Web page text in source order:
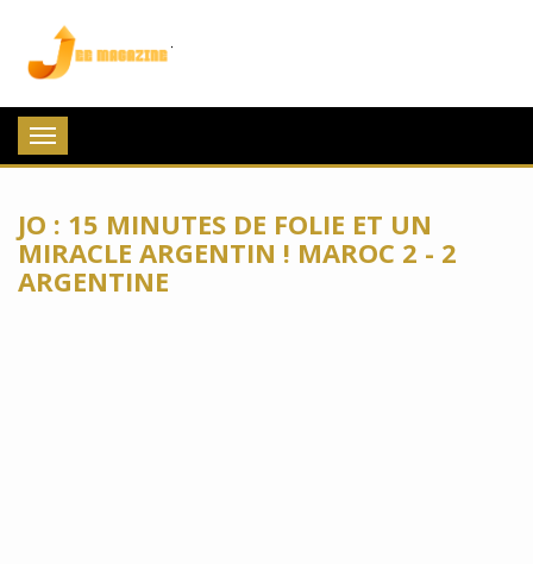
Toggle
navigation
JO : 15 MINUTES DE FOLIE ET UN
MIRACLE ARGENTIN ! MAROC 2 - 2
ARGENTINE